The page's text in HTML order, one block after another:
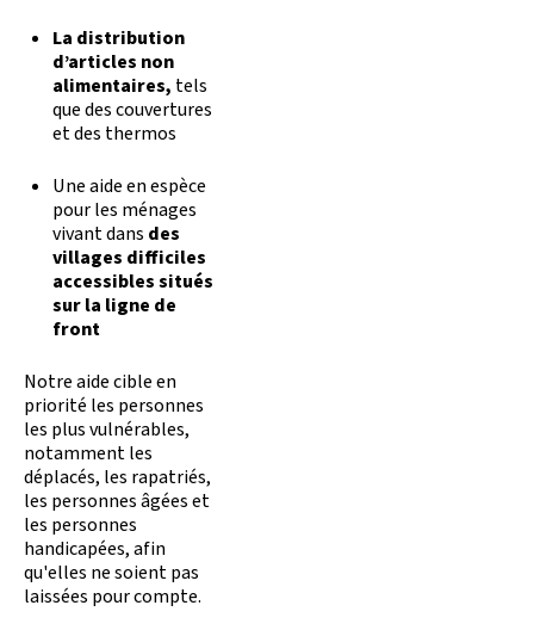
La distribution
d’articles non
alimentaires, tels
que des couvertures
et des thermos
Une aide en espèce
pour les ménages
vivant dans des
villages difficiles
accessibles situés
sur la ligne de
front
Notre aide cible en
priorité les personnes
les plus vulnérables,
notamment les
déplacés, les rapatriés,
les personnes âgées et
les personnes
handicapées, afin
qu'elles ne soient pas
laissées pour compte.